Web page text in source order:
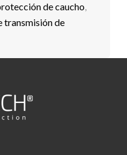
de caucho,
transmisión de